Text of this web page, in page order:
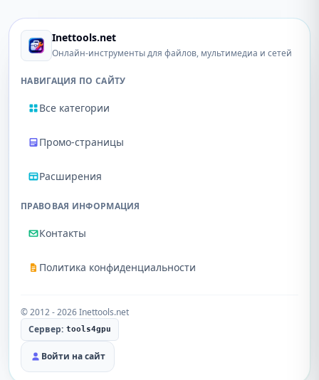
Inettools.net
Онлайн-инструменты для файлов, мультимедиа и сетей
НАВИГАЦИЯ ПО САЙТУ
Все категории
Промо-страницы
Расширения
ПРАВОВАЯ ИНФОРМАЦИЯ
Контакты
Политика конфиденциальности
© 2012 - 2026 Inettools.net
Сервер: tools4gpu
Войти на сайт